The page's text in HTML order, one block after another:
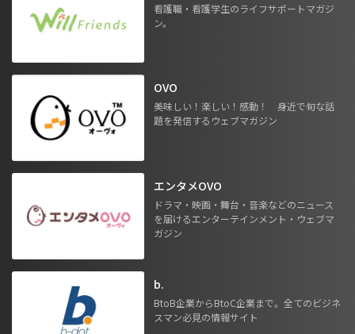
看護職・看護学生のライフサポートマガジ
ン。
OVO
美味しい！楽しい！感動！ 身近で旬な話
題を発信するウェブマガジン
エンタメOVO
ドラマ・映画・舞台・音楽などのニュース
を届けるエンターテインメント・ウェブマ
ガジン
b.
BtoB企業からBtoC企業まで。全てのビジネ
スマン必見の情報サイト